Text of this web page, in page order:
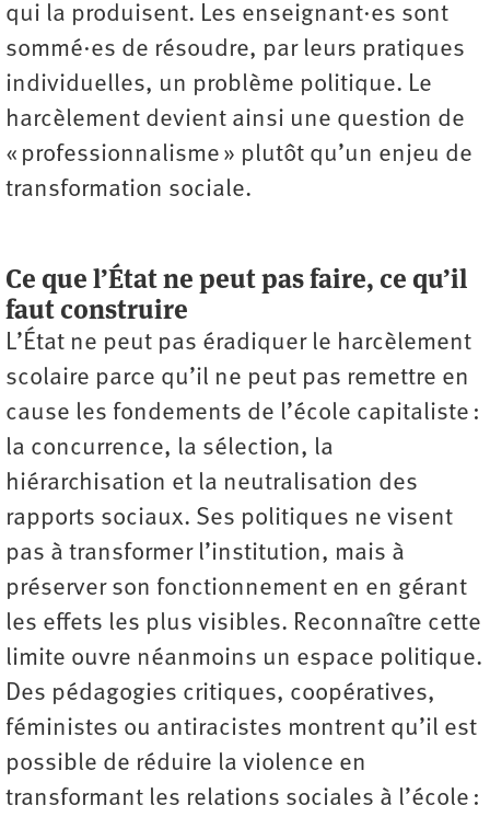
qui la produisent. Les enseignant·es sont
sommé·es de résoudre, par leurs pratiques
individuelles, un problème politique. Le
harcèlement devient ainsi une question de
« professionnalisme » plutôt qu’un enjeu de
transformation sociale.
Ce que l’État ne peut pas faire, ce qu’il
faut construire
L’État ne peut pas éradiquer le harcèlement
scolaire parce qu’il ne peut pas remettre en
cause les fondements de l’école capitaliste :
la concurrence, la sélection, la
hiérarchisation et la neutralisation des
rapports sociaux. Ses politiques ne visent
pas à transformer l’institution, mais à
préserver son fonctionnement en en gérant
les effets les plus visibles. Reconnaître cette
limite ouvre néanmoins un espace politique.
Des pédagogies critiques, coopératives,
féministes ou antiracistes montrent qu’il est
possible de réduire la violence en
transformant les relations sociales à l’école :